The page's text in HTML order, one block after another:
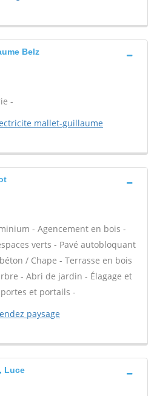
Belz
-
mallet-guillaume
- Agencement en bois -
verts - Pavé autobloquant
/ Chape - Terrasse en bois
- Abri de jardin - Élagage et
et portails -
paysage
Luce